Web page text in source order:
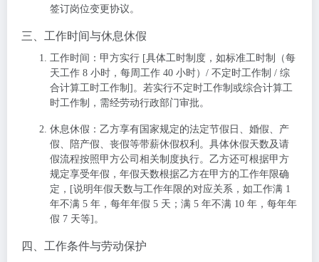
签订岗位变更协议。
三、工作时间与休息休假
工作时间 ：甲方实行 [具体工时制度，如标准工时制（每
天工作 8 小时，每周工作 40 小时）/ 不定时工作制 / 综
合计算工时工作制]。若实行不定时工作制或综合计算工
时工作制，需经劳动行政部门审批。
休息休假 ：乙方享有国家规定的法定节假日、婚假、产
假、陪产假、丧假等带薪休假权利。具体休假天数及请
假流程按照甲方公司相关制度执行。乙方还可根据甲方
规定享受年假，年假天数根据乙方在甲方的工作年限确
定，[说明年假天数与工作年限的对应关系，如工作满 1
年不满 5 年，每年年假 5 天；满 5 年不满 10 年，每年年
假 7 天等]。
四、工作条件与劳动保护